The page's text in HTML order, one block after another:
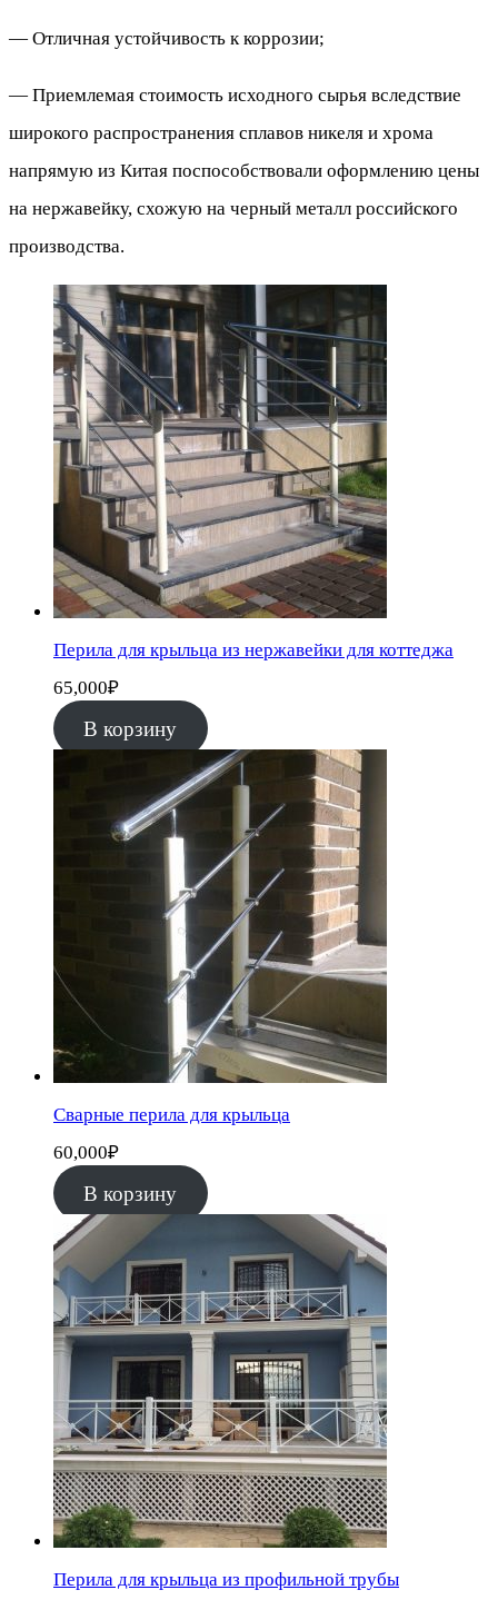
— Отличная устойчивость к коррозии;
— Приемлемая стоимость исходного сырья вследствие
широкого распространения сплавов никеля и хрома
напрямую из Китая поспособствовали оформлению цены
на нержавейку, схожую на черный металл российского
производства.
Перила для крыльца из нержавейки для коттеджа
65,000₽
В корзину
Сварные перила для крыльца
60,000₽
В корзину
Перила для крыльца из профильной трубы